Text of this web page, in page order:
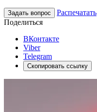
Задать вопрос
Распечатать
Поделиться
ВКонтакте
Viber
Telegram
Скопировать ссылку